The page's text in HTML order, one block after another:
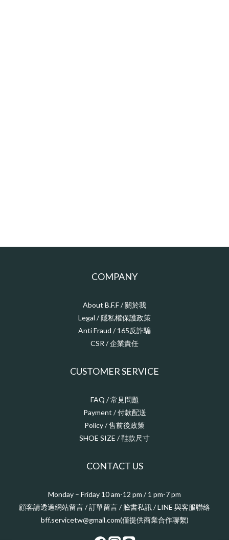
COMPANY
About B.F.F / 關於我
Legal / 隱私權保護政策
Anti Fraud / 165反詐騙
CSR / 企業責任
CUSTOMER SERVICE
FAQ / 常見問題
Payment / 付款配送
Policy / 售前後政策
SHOE SIZE / 鞋款尺寸
CONTACT US
Monday – Friday 10 am-12 pm / 1 pm-7 pm
顧客請透過網站留言 / 訂單留言 / 臉書私訊 / LINE 與客服聯絡
bff.servicetw@gmail.com(僅提供商業合作聯繫)